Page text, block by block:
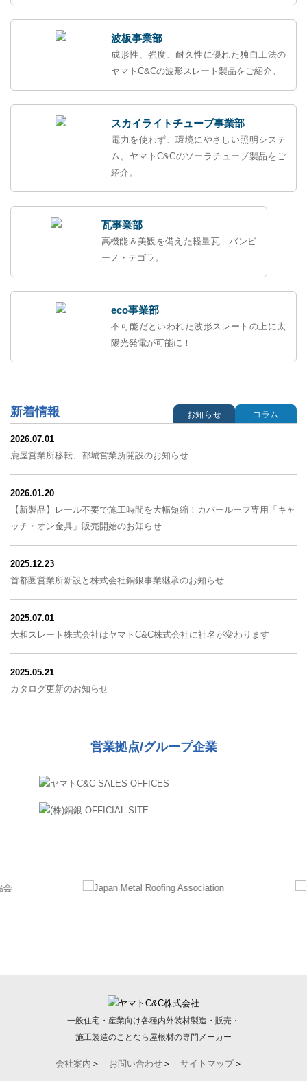
波板事業部
成形性、強度、耐久性に優れた独自工法の
ヤマトC&Cの波形スレート製品をご紹介。
スカイライトチューブ事業部
電力を使わず、環境にやさしい照明システ
ム。ヤマトC&Cのソーラチューブ製品をご
紹介。
瓦事業部
高機能＆美観を備えた軽量瓦 バンビ
ーノ・テゴラ。
eco事業部
不可能だといわれた波形スレートの上に太
陽光発電が可能に！
新着情報 お知らせ コラム
2026.07.01
鹿屋営業所移転、都城営業所開設のお知らせ
2026.01.20
【新製品】レール不要で施工時間を大幅短縮！カバールーフ専用「キャ
ッチ・オン金具」販売開始のお知らせ
2025.12.23
首都圏営業所新設と株式会社銅銀事業継承のお知らせ
2025.07.01
大和スレート株式会社はヤマトC&C株式会社に社名が変わります
2025.05.21
カタログ更新のお知らせ
営業拠点/グループ企業
一般住宅・産業向け各種内外装材製造・販売・
施工製造のことなら屋根材の専門メーカー
会社案内 ＞ お問い合わせ ＞ サイトマップ＞